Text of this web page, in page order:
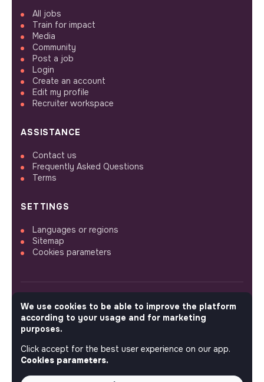
All jobs
Train for impact
Media
Community
Post a job
Login
Create an account
Edit my profile
Recruiter workspace
ASSISTANCE
Contact us
Frequently Asked Questions
Terms
SETTINGS
Languages or regions
Sitemap
Cookies parameters
FOLLOW US
© 2026 jobs that makesense.
We use cookies to be able to improve the platform
according to your usage and for marketing
purposes.
Click accept for the best user experience on our app.
Cookies parameters.